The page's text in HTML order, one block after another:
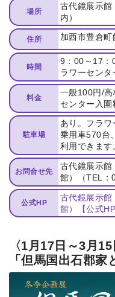
場所
古代鏡展示館
内）
住所 加西市豊倉町
時間
9：00～17：
ラワーセンタ
料金
一般100円/高
センター入園
駐車場
あり。フラワ
乗用車570台
利用できます
お問合せ先
古代鏡展示館
館）（TEL：
公式HP
古代鏡展示館
館）【公式HP
〈1月17日～3月
「但馬国出石郡家